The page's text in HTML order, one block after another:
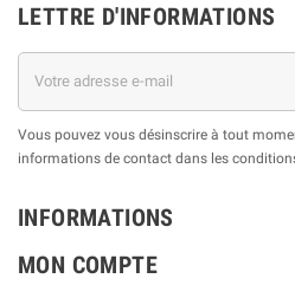
LETTRE D'INFORMATIONS
Vous pouvez vous désinscrire à tout
informations de contact dans les
INFORMATIONS
MON COMPTE